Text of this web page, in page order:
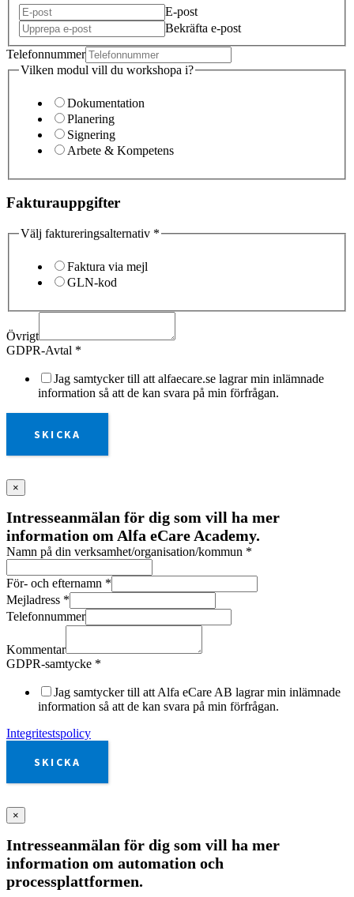
E-post
Bekräfta e-post
Telefonnummer
Vilken modul vill du workshopa i?
Dokumentation
Planering
Signering
Arbete & Kompetens
Fakturauppgifter
Välj faktureringsalternativ *
Faktura via mejl
GLN-kod
Övrigt
GDPR-Avtal *
Jag samtycker till att alfaecare.se lagrar min inlämnade
information så att de kan svara på min förfrågan.
SKICKA
×
Intresseanmälan för dig som vill ha mer
information om Alfa eCare Academy.
Namn på din verksamhet/organisation/kommun *
För- och efternamn *
Mejladress *
Telefonnummer
Kommentar
GDPR-samtycke *
Jag samtycker till att Alfa eCare AB lagrar min inlämnade
information så att de kan svara på min förfrågan.
Integritestspolicy
SKICKA
×
Intresseanmälan för dig som vill ha mer
information om automation och
processplattformen.